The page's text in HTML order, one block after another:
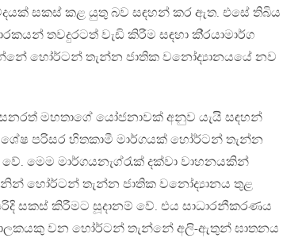
සකස් කළ යුතු බව සඳහන් කර ඇත. එසේ තිබිය
තවදුරටත් වැඩි කිරීම සඳහා කි‍්‍රයාමාර්ග
හෝර්ටන් තැන්න ජාතික වනෝද්‍යානයයේ නව
මහතාගේ යෝජනාවක් අනුව යැයි සඳහන්
පරිසර හිතකාමී මාර්ගයක් හෝර්ටන් තැන්න
මෙම මාර්ගයනැග්රැක් දක්වා වාහනයකින්
හෝර්ටන් තැන්න ජාතික වනෝද්‍යානය තුළ
සකස් කිරීමට සූදානම් වේ. එය සාධාරනීකරණය
වන හෝර්ටන් තැන්නේ අලි-ඇතුන් ඝාතනය